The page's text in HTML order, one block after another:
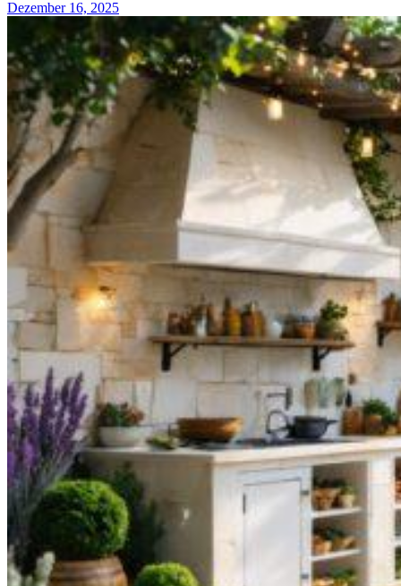
Dezember 16, 2025